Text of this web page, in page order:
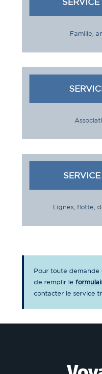
Famille,
Lignes, flotte,
Pour toute demande
de remplir le
contacter le service